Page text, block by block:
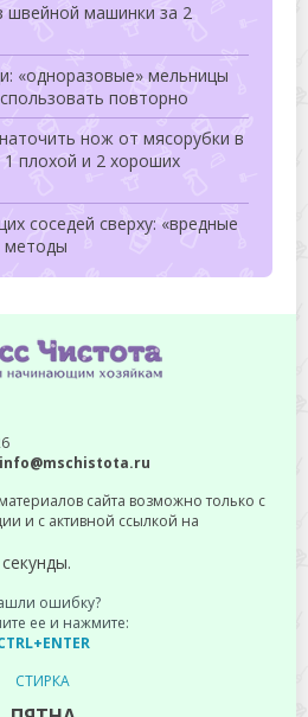
швейной машинки за 2
«одноразовые» мельницы
повторно
нож от мясорубки в
плохой и 2 хороших
соседей сверху: «вредные
методы
info@mschistota.ru
сайта возможно только с
и с активной ссылкой на
ошибку?
ее и нажмите:
СТИРКА